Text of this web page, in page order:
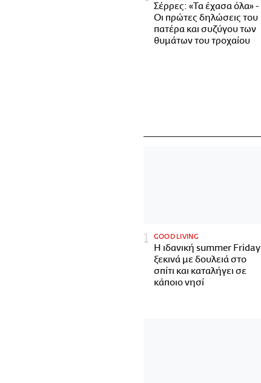
Σέρρες: «Τα έχασα όλα» -
Οι πρώτες δηλώσεις του
πατέρα και συζύγου των
θυμάτων του τροχαίου
GOOD LIVING
Η ιδανική summer Friday
ξεκινά με δουλειά στο
σπίτι και καταλήγει σε
κάποιο νησί